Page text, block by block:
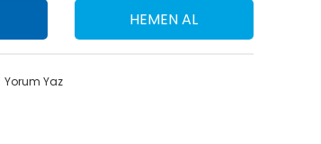
HEMEN AL
Yorum Yaz